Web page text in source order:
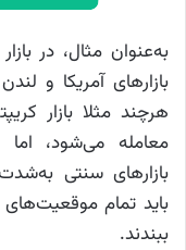
به‌عنوان مثال، در
بازارهای آمریکا و
معامله می‌شود،
بازارهای سنتی
باید تمام موقعیت‌های
ببندند.